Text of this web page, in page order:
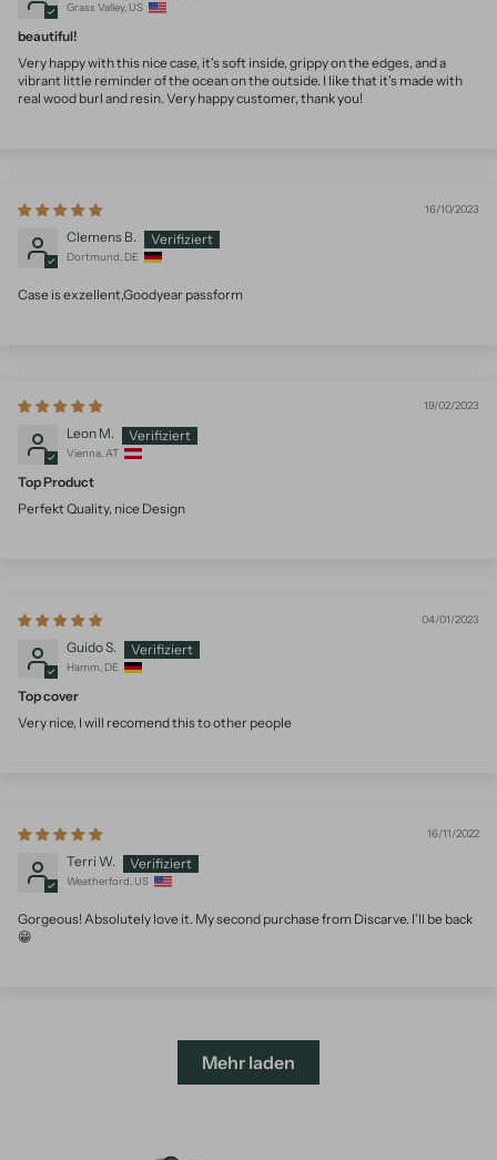
Grass Valley, US
beautiful!
Very happy with this nice case, it's soft inside, grippy on the edges, and a
vibrant little reminder of the ocean on the outside. I like that it's made with
real wood burl and resin. Very happy customer, thank you!
16/10/2023
Clemens B.
Dortmund, DE
Case is exzellent,Goodyear passform
19/02/2023
Leon M.
Vienna, AT
Top Product
Perfekt Quality, nice Design
04/01/2023
Guido S.
Hamm, DE
Top cover
Very nice, I will recomend this to other people
16/11/2022
Terri W.
Weatherford, US
Gorgeous! Absolutely love it. My second purchase from Discarve. I’ll be back
😁
Mehr laden